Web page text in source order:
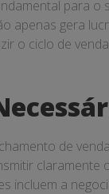
para
apenas gera
o ciclo de
de
claramente
incluem a